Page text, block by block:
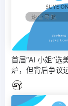
首届“AI 小姐”选
炉，但背后争议
T之家